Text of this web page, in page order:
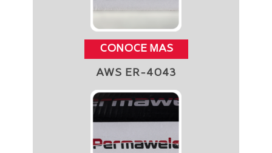
CONOCE MAS
AWS ER-4043